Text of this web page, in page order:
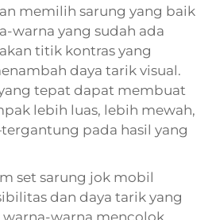
memilih sarung yang baik
warna yang sudah ada
titik kontras yang
daya tarik visual.
tepat dapat membuat
lebih luas, lebih mewah,
pada hasil yang
set sarung jok mobil
dan daya tarik yang
warna-warna mencolok